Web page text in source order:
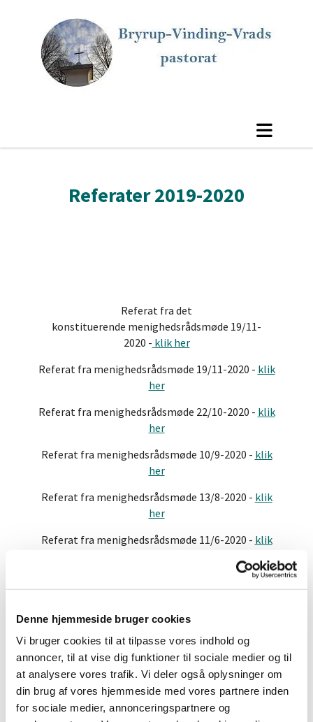
Denne hjemmeside bruger cookies
Vi bruger cookies til at tilpasse vores indhold og
annoncer, til at vise dig funktioner til sociale medier og til
at analysere vores trafik. Vi deler også oplysninger om
din brug af vores hjemmeside med vores partnere inden
for sociale medier, annonceringspartnere og
Referater 2019-2020
Referat fra det
konstituerende menighedsrådsmøde 19/11-
2020 - klik her
Referat fra menighedsrådsmøde 19/11-2020 - klik
her
Referat fra menighedsrådsmøde 22/10-2020 - klik
her
Referat fra menighedsrådsmøde 10/9-2020 - klik
her
Referat fra menighedsrådsmøde 13/8-2020 - klik
her
Referat fra menighedsrådsmøde 11/6-2020 - klik
klik
Referat fra menighedsrådsmøde 30/1-2020 -
her
Referat fra menighedsrådsmøde 21/11-2019 -
her